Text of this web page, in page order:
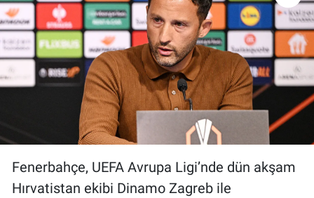
Fenerbahçe, UEFA Avrupa Ligi’nde dün akşam
Hırvatistan ekibi Dinamo Zagreb ile
Gündem Özel
Günün görüntüsü
Kimdir